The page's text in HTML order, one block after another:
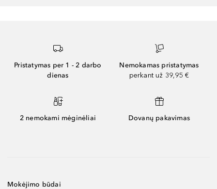
Pristatymas per 1 - 2 darbo
dienas
Nemokamas pristatymas
perkant už 39,95 €
2 nemokami mėginėliai Dovanų pakavimas
Mokėjimo būdai